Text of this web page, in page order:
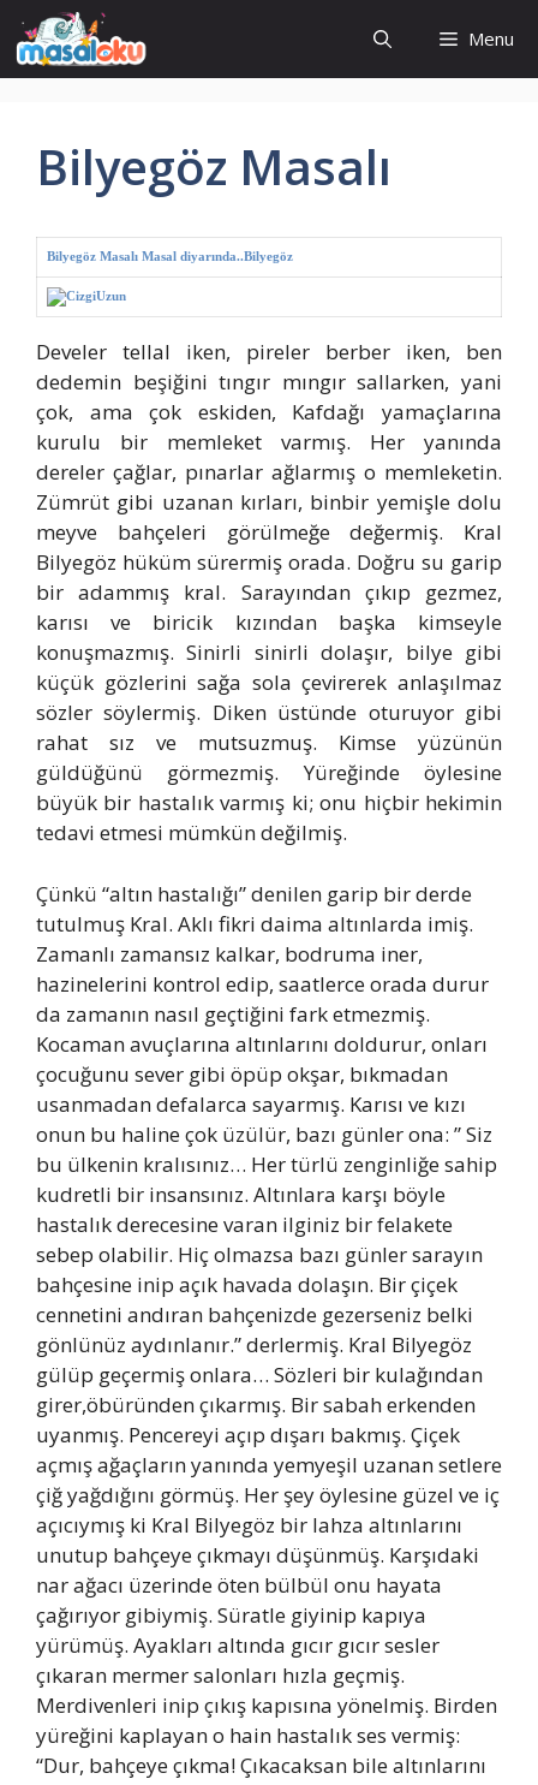
İçeriğe
atla
Menu
Bilyegöz Masalı
Bilyegöz Masalı Masal diyarında..Bilyegöz
Develer tellal iken, pireler berber iken, ben
dedemin beşiğini tıngır mıngır sallarken, yani
çok, ama çok eskiden, Kafdağı yamaçlarına
kurulu bir memleket varmış. Her yanında
dereler çağlar, pınarlar ağlarmış o memleketin.
Zümrüt gibi uzanan kırları, binbir yemişle dolu
meyve bahçeleri görülmeğe değermiş. Kral
Bilyegöz hüküm sürermiş orada. Doğru su garip
bir adammış kral. Sarayından çıkıp gezmez,
karısı ve biricik kızından başka kimseyle
konuşmazmış. Sinirli sinirli dolaşır, bilye gibi
küçük gözlerini sağa sola çevirerek anlaşılmaz
sözler söylermiş. Diken üstünde oturuyor gibi
rahat sız ve mutsuzmuş. Kimse yüzünün
güldüğünü görmezmiş. Yüreğinde öylesine
büyük bir hastalık varmış ki; onu hiçbir hekimin
tedavi etmesi mümkün değilmiş.
Çünkü “altın hastalığı” denilen garip bir derde
tutulmuş Kral. Aklı fikri daima altınlarda imiş.
Zamanlı zamansız kalkar, bodruma iner,
hazinelerini kontrol edip, saatlerce orada durur
da zamanın nasıl geçtiğini fark etmezmiş.
Kocaman avuçlarına altınlarını doldurur, onları
çocuğunu sever gibi öpüp okşar, bıkmadan
usanmadan defalarca sayarmış. Karısı ve kızı
onun bu haline çok üzülür, bazı günler ona: ” Siz
bu ülkenin kralısınız… Her türlü zenginliğe sahip
kudretli bir insansınız. Altınlara karşı böyle
hastalık derecesine varan ilginiz bir felakete
sebep olabilir. Hiç olmazsa bazı günler sarayın
bahçesine inip açık havada dolaşın. Bir çiçek
cennetini andıran bahçenizde gezerseniz belki
gönlünüz aydınlanır.” derlermiş. Kral Bilyegöz
gülüp geçermiş onlara… Sözleri bir kulağından
girer,öbüründen çıkarmış. Bir sabah erkenden
uyanmış. Pencereyi açıp dışarı bakmış. Çiçek
açmış ağaçların yanında yemyeşil uzanan setlere
çiğ yağdığını görmüş. Her şey öylesine güzel ve iç
açıcıymış ki Kral Bilyegöz bir lahza altınlarını
unutup bahçeye çıkmayı düşünmüş. Karşıdaki
nar ağacı üzerinde öten bülbül onu hayata
çağırıyor gibiymiş. Süratle giyinip kapıya
yürümüş. Ayakları altında gıcır gıcır sesler
çıkaran mermer salonları hızla geçmiş.
Merdivenleri inip çıkış kapısına yönelmiş. Birden
yüreğini kaplayan o hain hastalık ses vermiş:
“Dur, bahçeye çıkma! Çıkacaksan bile altınlarını